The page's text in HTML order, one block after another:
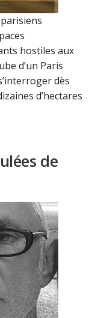
hostiles aux
d’un Paris
dès
d’hectares
de